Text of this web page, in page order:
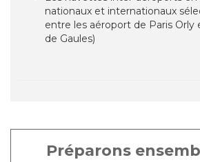
nationaux et internationaux
entre les aéroport de Paris Orly
de Gaules)
Préparons